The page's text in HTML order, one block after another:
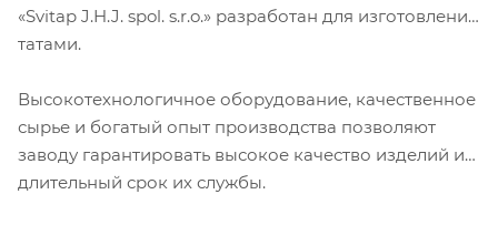
«Svitap J.H.J. spol. s.r.o.» разработан для изготовления
татами.
Высокотехнологичное оборудование, качественное
сырье и богатый опыт производства позволяют
заводу гарантировать высокое качество изделий и
длительный срок их службы.